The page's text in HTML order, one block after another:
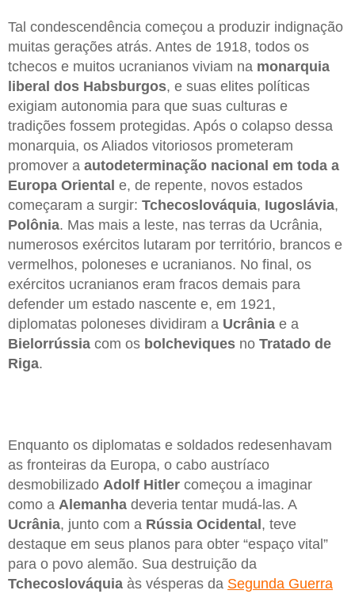
Tal condescendência começou a produzir indignação
muitas gerações atrás. Antes de 1918, todos os
tchecos e muitos ucranianos viviam na monarquia
liberal dos Habsburgos, e suas elites políticas
exigiam autonomia para que suas culturas e
tradições fossem protegidas. Após o colapso dessa
monarquia, os Aliados vitoriosos prometeram
promover a autodeterminação nacional em toda a
Europa Oriental e, de repente, novos estados
começaram a surgir: Tchecoslováquia, Iugoslávia,
Polônia. Mas mais a leste, nas terras da Ucrânia,
numerosos exércitos lutaram por território, brancos e
vermelhos, poloneses e ucranianos. No final, os
exércitos ucranianos eram fracos demais para
defender um estado nascente e, em 1921,
diplomatas poloneses dividiram a Ucrânia e a
Bielorrússia com os bolcheviques no Tratado de
Riga.
Enquanto os diplomatas e soldados redesenhavam
as fronteiras da Europa, o cabo austríaco
desmobilizado Adolf Hitler começou a imaginar
como a Alemanha deveria tentar mudá-las. A
Ucrânia, junto com a Rússia Ocidental, teve
destaque em seus planos para obter “espaço vital”
para o povo alemão. Sua destruição da
Tchecoslováquia às vésperas da Segunda Guerra